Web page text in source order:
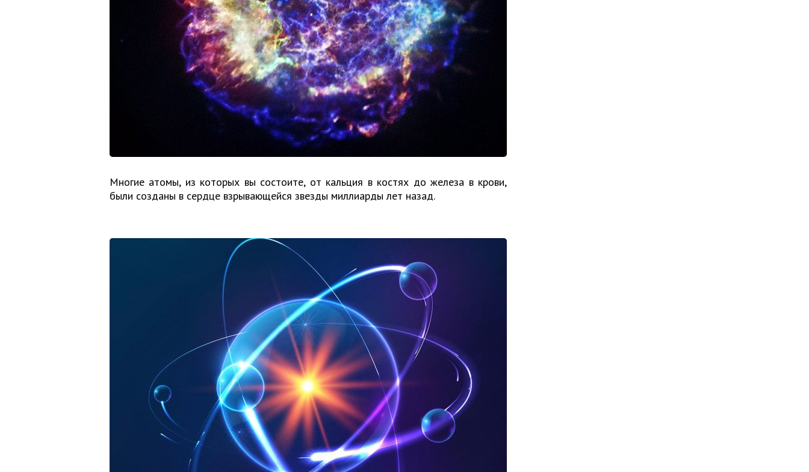
Многие атомы, из которых вы состоите, от кальция в костях до железа в крови,
были созданы в сердце взрывающейся звезды миллиарды лет назад.